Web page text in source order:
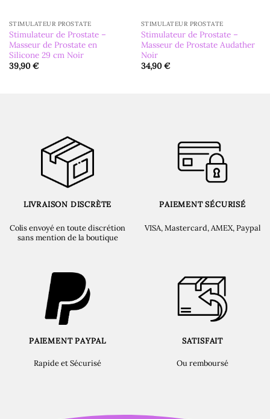
STIMULATEUR PROSTATE
Stimulateur de Prostate –
Masseur de Prostate en
Silicone 29 cm Noir
39,90€
STIMULATEUR PROSTATE
Stimulateur de Prostate –
Masseur de Prostate Audather
Noir
34,90€
LIVRAISON DISCRÈTE
Colis envoyé en toute discrétion
sans mention de la boutique
PAIEMENT SÉCURISÉ
VISA, Mastercard, AMEX, Paypal
PAIEMENT PAYPAL
Rapide et Sécurisé
SATISFAIT
Ou remboursé